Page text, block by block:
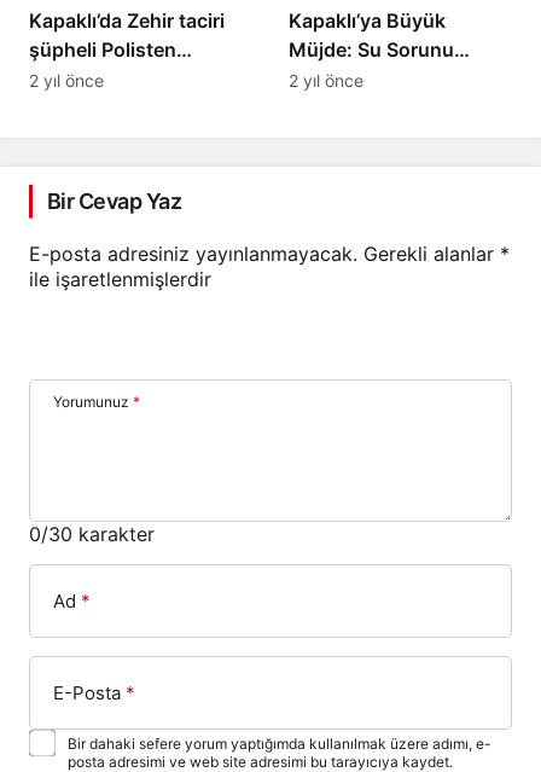
Kapaklı’da Zehir taciri
şüpheli Polisten
kaçamadı
2 yıl önce
Kapaklı’ya Büyük
Müjde: Su Sorunu
Çözüme Kavuşuyor!
2 yıl önce
Bir Cevap Yaz
E-posta adresiniz yayınlanmayacak. Gerekli alanlar *
ile işaretlenmişlerdir
Yorumunuz *
0/30 karakter
Ad *
E-Posta *
Bir dahaki sefere yorum yaptığımda kullanılmak üzere adımı, e-
posta adresimi ve web site adresimi bu tarayıcıya kaydet.